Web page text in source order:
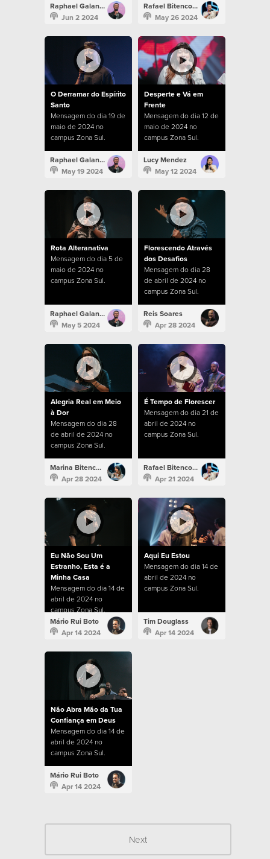
Raphael Galante
Jun 2 2024
Rafael Bitencourt
May 26 2024
O Derramar do Espírito
Santo
Mensagem do dia 19 de
maio de 2024 no
campus Zona Sul.
Raphael Galante
May 19 2024
Desperte e Vá em
Frente
Mensagem do dia 12 de
maio de 2024 no
campus Zona Sul.
Lucy Mendez
May 12 2024
Rota Alteranativa
Mensagem do dia 5 de
maio de 2024 no
campus Zona Sul.
Raphael Galante
May 5 2024
Florescendo Através
dos Desafios
Mensagem do dia 28
de abril de 2024 no
campus Zona Sul.
Reis Soares
Apr 28 2024
Alegria Real em Meio
à Dor
Mensagem do dia 28
de abril de 2024 no
campus Zona Sul.
Marina Bitencourt
Apr 28 2024
É Tempo de Florescer
Mensagem do dia 21 de
abril de 2024 no
campus Zona Sul.
Rafael Bitencourt
Apr 21 2024
Eu Não Sou Um
Estranho, Esta é a
Minha Casa
Mensagem do dia 14 de
abril de 2024 no
campus Zona Sul.
Mário Rui Boto
Apr 14 2024
Aqui Eu Estou
Mensagem do dia 14 de
abril de 2024 no
campus Zona Sul.
Tim Douglass
Apr 14 2024
Não Abra Mão da Tua
Confiança em Deus
Mensagem do dia 14 de
abril de 2024 no
campus Zona Sul.
Mário Rui Boto
Apr 14 2024
Next